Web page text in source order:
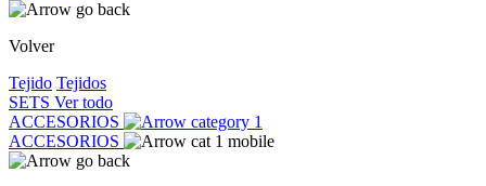
Volver
Tejido Tejidos
SETS Ver todo
ACCESORIOS
ACCESORIOS